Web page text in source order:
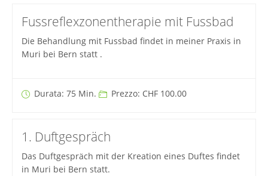
Fussreflexzonentherapie mit Fussbad
Die Behandlung mit Fussbad findet in meiner Praxis in
Muri bei Bern statt .
Durata: 75 Min. Prezzo: CHF 100.00
1. Duftgespräch
Das Duftgespräch mit der Kreation eines Duftes findet
in Muri bei Bern statt.